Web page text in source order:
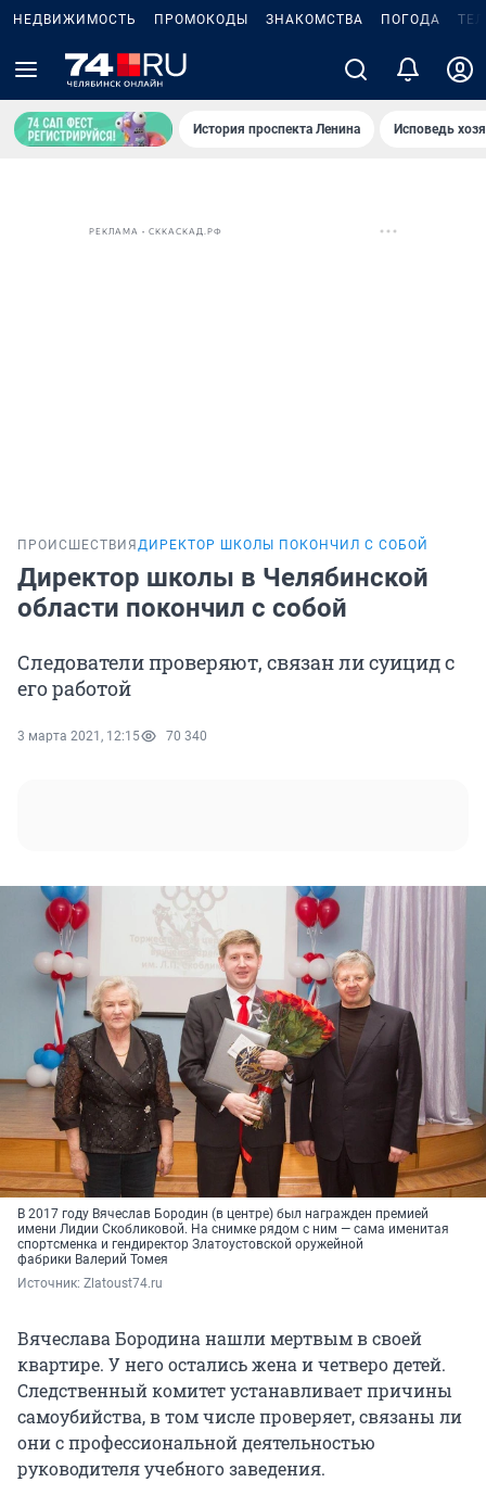
НЕДВИЖИМОСТЬ ПРОМОКОДЫ ЗНАКОМСТВА ПОГОДА
История проспекта Ленина Исповедь
РЕКЛАМА • СККАСКАД.РФ
ПРОИСШЕСТВИЯ ДИРЕКТОР ШКОЛЫ ПОКОНЧИЛ С СОБОЙ
Директор школы в Челябинской
области покончил с собой
Следователи проверяют, связан ли суицид с
его работой
3 марта 2021, 12:15 70 340
В 2017 году Вячеслав Бородин (в центре) был награжден премией
имени Лидии Скобликовой. На снимке рядом с ним — сама именитая
спортсменка и гендиректор Златоустовской оружейной
фабрики Валерий Томея
Источник: Zlatoust74.ru
Вячеслава Бородина нашли мертвым в своей
квартире. У него остались жена и четверо детей.
Следственный комитет устанавливает причины
самоубийства, в том числе проверяет, связаны ли
они с профессиональной деятельностью
руководителя учебного заведения.